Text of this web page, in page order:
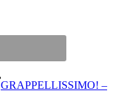
GRAPPELLISSIMO! –